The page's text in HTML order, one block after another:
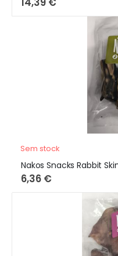
Sem stock
Nakos Snacks Rabbit
6,36 €